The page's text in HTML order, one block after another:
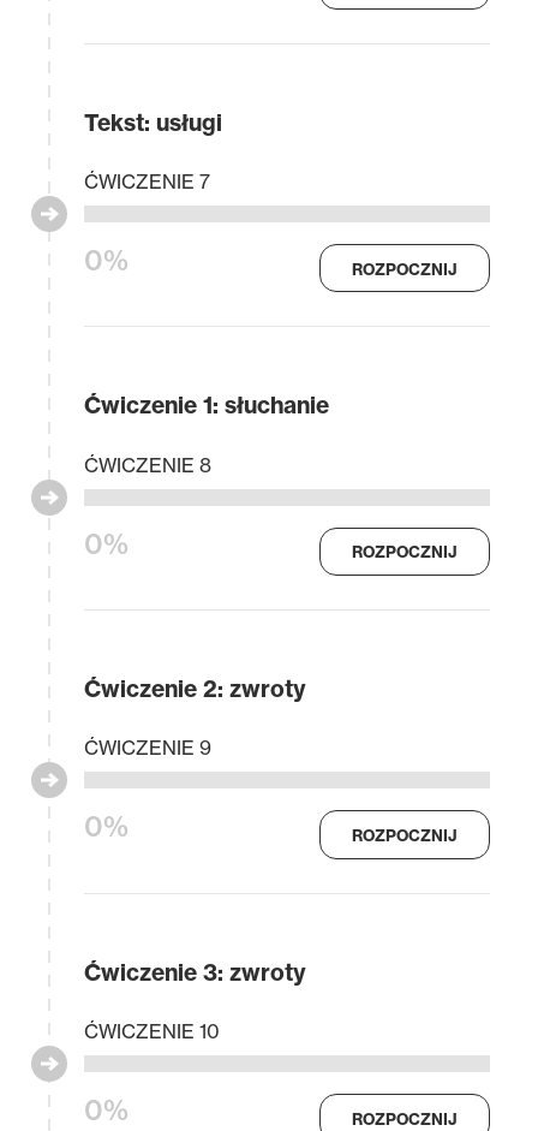
Tekst: usługi
0%
ĆWICZENIE 7
ROZPOCZNIJ
Ćwiczenie 1: słuchanie
0%
ĆWICZENIE 8
ROZPOCZNIJ
Ćwiczenie 2: zwroty
0%
ĆWICZENIE 9
ROZPOCZNIJ
Ćwiczenie 3: zwroty
0%
ĆWICZENIE 10
ROZPOCZNIJ